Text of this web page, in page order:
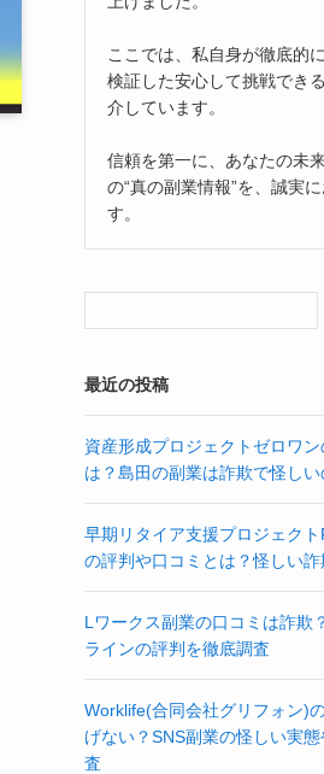
ここでは、私自身が徹底的
検証した安心して挑戦でき
介しています。
信頼を第一に、あなたの未
の“真の副業情報”を、誠実
す。
最近の投稿
資産形成プロジェクトゼロワン
は？島田の副業は詐欺で怪し
早期リタイア支援プロジェク
の評判や口コミとは？怪しい
Lワークス副業の口コミは詐欺
ラインの評判を徹底調査
Worklife(合同会社グリフォン)
げない？SNS副業の怪しい実
査